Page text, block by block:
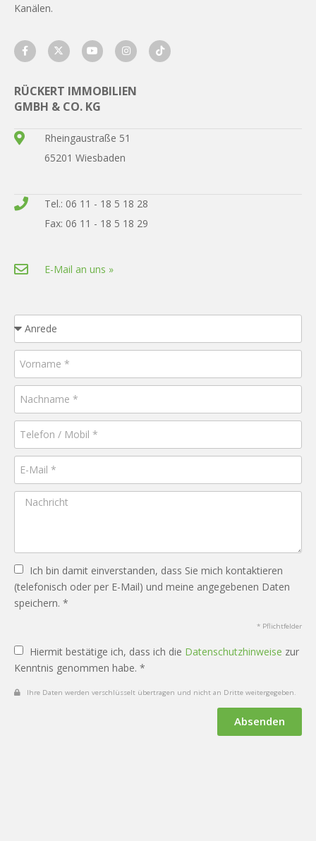
Kanälen.
RÜCKERT IMMOBILIEN
GMBH & CO. KG
Rheingaustraße 51
65201 Wiesbaden
Tel.: 06 11 - 18 5 18 28
Fax: 06 11 - 18 5 18 29
E-Mail an uns »
Ich bin damit einverstanden, dass Sie mich kontaktieren
(telefonisch oder per E-Mail) und meine angegebenen Daten
speichern. *
* Pflichtfelder
Hiermit bestätige ich, dass ich die Datenschutzhinweise zur
Kenntnis genommen habe. *
Ihre Daten werden verschlüsselt übertragen und nicht an Dritte weitergegeben.
Absenden